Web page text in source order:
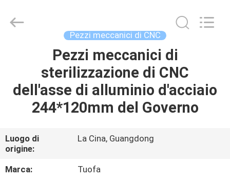
PRODOTTI
DI
NOI
Technology
Pezzi meccanici di CNC
Pezzi meccanici di
sterilizzazione di CNC
dell'asse di alluminio d'acciaio
244*120mm del Governo
Luogo di
origine:
La Cina, Guangdong
Marca:
Tuofa